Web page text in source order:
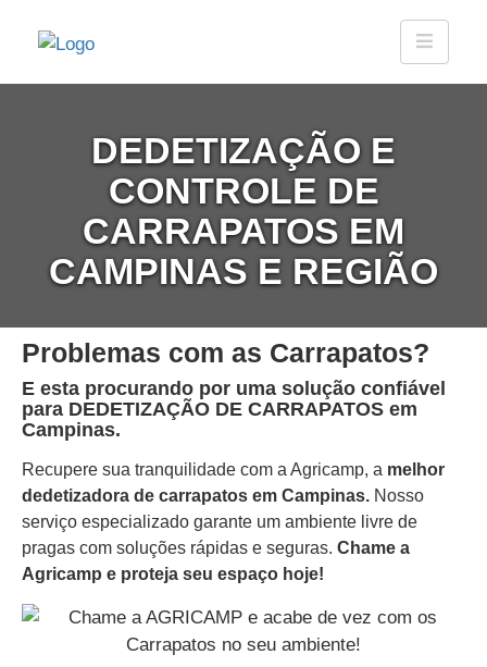
DEDETIZAÇÃO E
CONTROLE DE
CARRAPATOS EM
CAMPINAS E REGIÃO
Problemas com as Carrapatos?
E esta procurando por uma solução confiável
para DEDETIZAÇÃO DE CARRAPATOS em
Campinas.
Recupere sua tranquilidade com a Agricamp, a melhor
dedetizadora de carrapatos em Campinas. Nosso
serviço especializado garante um ambiente livre de
pragas com soluções rápidas e seguras. Chame a
Agricamp e proteja seu espaço hoje!